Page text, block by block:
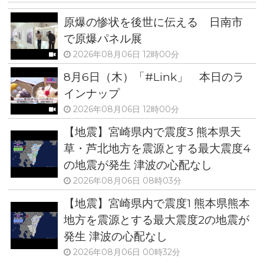
原爆の惨状を後世に伝える 日南市
で原爆パネル展
2026年08月06日 12時00分
8月6日（木）「#Link」 本日のラ
インナップ
2026年08月06日 12時00分
【地震】宮崎県内で震度3 熊本県天
草・芦北地方を震源とする最大震度4
の地震が発生 津波の心配なし
2026年08月06日 08時03分
【地震】宮崎県内で震度1 熊本県熊本
地方を震源とする最大震度2の地震が
発生 津波の心配なし
2026年08月06日 00時32分